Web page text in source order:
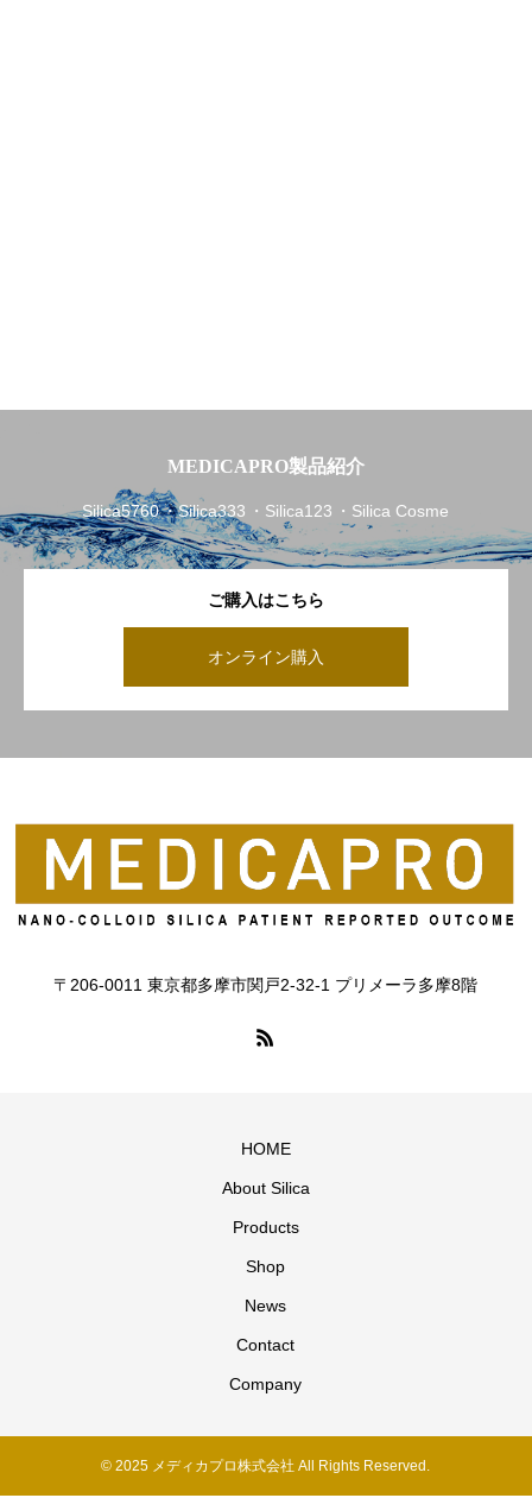
MEDICAPRO製品紹介
Silica5760 Silica333 Silica123 Silica Cosme
ご購入はこちら
オンライン購入
〒206-0011 東京都多摩市関戸2-32-1 プリメーラ多摩8階
HOME
About Silica
Products
Shop
News
Contact
Company
© 2025 メディカプロ株式会社 All Rights Reserved.